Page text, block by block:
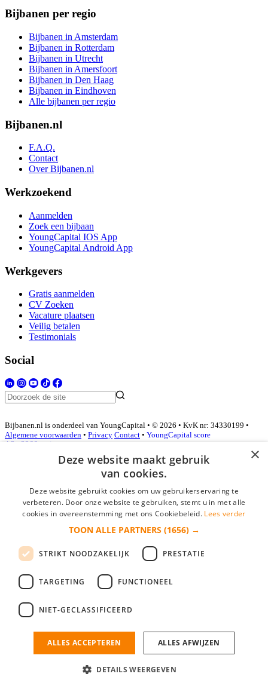
Bijbanen per regio
Bijbanen in Amsterdam
Bijbanen in Rotterdam
Bijbanen in Utrecht
Bijbanen in Amersfoort
Bijbanen in Den Haag
Bijbanen in Eindhoven
Alle bijbanen per regio
Bijbanen.nl
F.A.Q.
Contact
Over Bijbanen.nl
Werkzoekend
Aanmelden
Zoek een bijbaan
YoungCapital IOS App
YoungCapital Android App
Werkgevers
Gratis aanmelden
CV Zoeken
Vacature plaatsen
Veilig betalen
Testimonials
Social
Bijbanen.nl is onderdeel van YoungCapital • © 2026 • KvK nr: 34330199 •
Algemene voorwaarden • Privacy Contact • YoungCapital score
4.3 - 3366 reviews
Inloggen als bedrijf
*
login gegevens onthouden
login
Bedrijf aanmelden
nieuwe collega/werknemer zo gevonden!
×
Deze website maakt gebruik
van cookies.
Deze website gebruikt cookies om uw gebruikerservaring te
verbeteren. Door onze website te gebruiken, stemt u in met alle
cookies in overeenstemming met ons Cookiebeleid. Lees verder
TOON ALLE PARTNERS (1656) →
STRIKT NOODZAKELIJK PRESTATIE
TARGETING FUNCTIONEEL
NIET-GECLASSIFICEERD
ALLES ACCEPTEREN ALLES AFWIJZEN
DETAILS WEERGEVEN